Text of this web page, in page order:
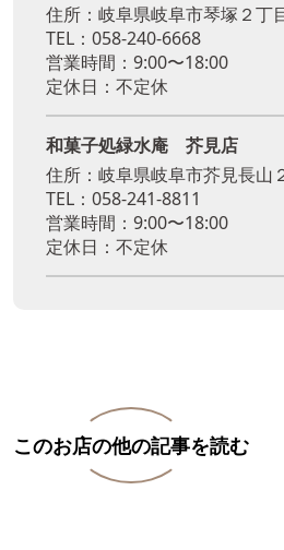
住所：岐阜県岐阜市琴塚２丁
TEL：058-240-6668
営業時間：9:00〜18:00
定休日：不定休
和菓子処緑水庵 芥見店
住所：岐阜県岐阜市芥見長山
TEL：058-241-8811
営業時間：9:00〜18:00
定休日：不定休
このお店の他の記事を読む